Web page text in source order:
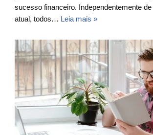
sucesso financeiro. Independentemente
atual, todos… Leia mais »